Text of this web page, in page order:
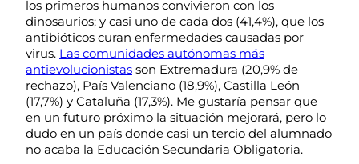
los primeros humanos convivieron con los
dinosaurios; y casi uno de cada dos (41,4%), que los
antibióticos curan enfermedades causadas por
virus. Las comunidades autónomas más
antievolucionistas son Extremadura (20,9% de
rechazo), País Valenciano (18,9%), Castilla León
(17,7%) y Cataluña (17,3%). Me gustaría pensar que
en un futuro próximo la situación mejorará, pero lo
dudo en un país donde casi un tercio del alumnado
no acaba la Educación Secundaria Obligatoria.